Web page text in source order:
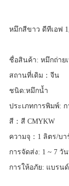
หมึกสีขาว ดีทีเอฟ
ชื่อสินค้า: หมึกถ่าย
สถานที่เดิม：จีน
ชนิด:หมึกน้ำ
ประเภทการพิมพ์:
สี：สี CMYKW
ความจุ：1 ลิตร/บา
การจัดส่ง: 1 ~ 7 วั
การให้อภัย: แบรน